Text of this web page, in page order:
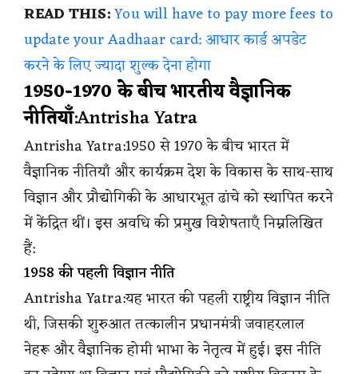
READ THIS:You will have to pay more fees to
update your Aadhaar card: आधार कार्ड अपडेट
करने के लिए ज्यादा शुल्क देना होगा
1950-1970 के बीच भारतीयवैज्ञानिक
नीतियाँ:Antrisha Yatra
Antrisha Yatra:1950 से 1970 के बीच भारत में
वैज्ञानिक नीतियाँ और कार्यक्रम देश के विकास के साथ-साथ
विज्ञान और प्रौद्योगिकी के आधारभूत ढांचे को स्थापित करने
में केंद्रित थीं। इस अवधि की प्रमुख विशेषताएँ निम्नलिखित
हैं:
1958 की पहली विज्ञान नीति
Antrisha Yatra:यह भारत की पहली राष्ट्रीय विज्ञान नीति
थी, जिसकी शुरुआत तत्कालीन प्रधानमंत्री जवाहरलाल
नेहरू और वैज्ञानिक होमी भाभा के नेतृत्व में हुई। इस नीति